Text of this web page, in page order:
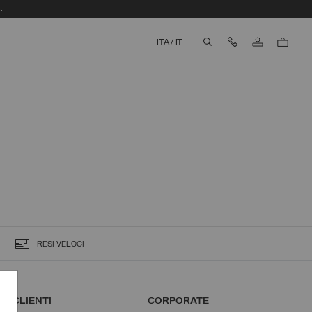
ITA / IT Contattaci
RESI VELOCI
CLIENTI CORPORATE